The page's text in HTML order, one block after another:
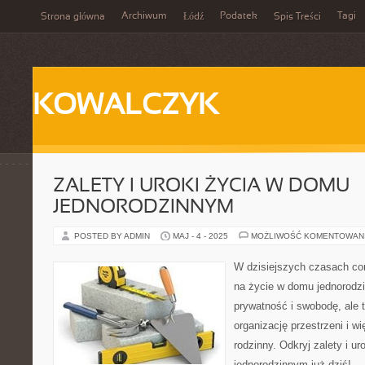
Strona główna Archiwum Łódź Podatek Spis Treści Tagi
KOWALCZYK
ZALETY I UROKI ŻYCIA W DOMU
JEDNORODZINNYM
POSTED BY ADMIN MAJ - 4 - 2025 MOŻLIWOŚĆ
W dzisiejszych czasach
na życie w domu
prywatność i swobodę, ale
organizację przestrzeni i
rodzinny. Odkryj zalety i